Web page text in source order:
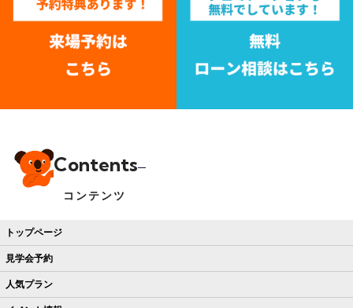
Contents
コンテンツ
トップページ
見学会予約
人気プラン